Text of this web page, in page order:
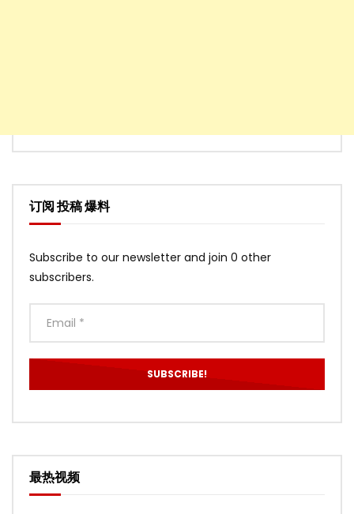
订阅 投稿 爆料
Subscribe to our newsletter and join 0 other
subscribers.
最热视频